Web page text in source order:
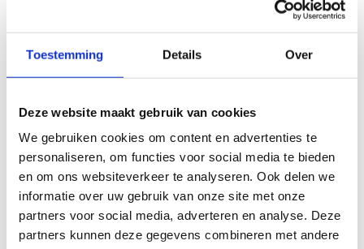
Toestemming Details Over
Deze website maakt gebruik van cookies
We gebruiken cookies om content en advertenties te
personaliseren, om functies voor social media te bieden
en om ons websiteverkeer te analyseren. Ook delen we
informatie over uw gebruik van onze site met onze
partners voor social media, adverteren en analyse. Deze
partners kunnen deze gegevens combineren met andere
Kracht 55+
Sterker worden kan, óók na je 55!